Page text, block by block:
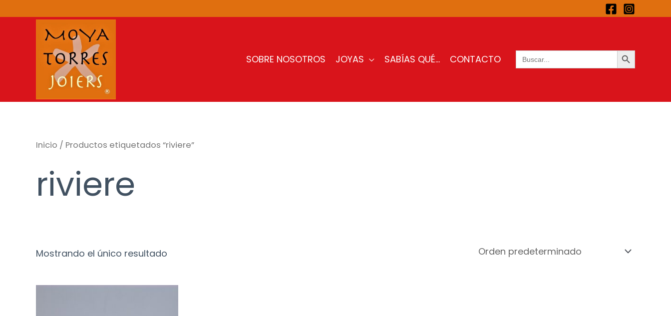
contenido
SOBRE NOSOTROS
JOYAS SABÍAS QUÉ… CONTACTO Buscar: BOTÓN DE BÚSQUEDA
Inicio / Productos etiquetados “riviere”
riviere
Mostrando el único resultado